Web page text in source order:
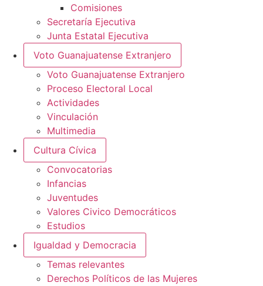
Comisiones
Secretaría Ejecutiva
Junta Estatal Ejecutiva
Voto Guanajuatense Extranjero
Voto Guanajuatense Extranjero
Proceso Electoral Local
Actividades
Vinculación
Multimedia
Cultura Cívica
Convocatorias
Infancias
Juventudes
Valores Civico Democráticos
Estudios
Igualdad y Democracia
Temas relevantes
Derechos Políticos de las Mujeres